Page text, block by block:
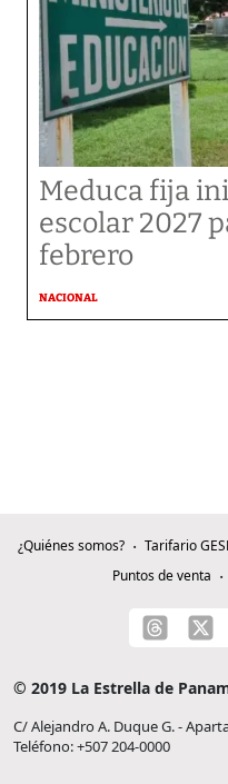
Meduca fija
escolar 2027
febrero
NACIONAL
¿Quiénes somos? Tarifario
Puntos de venta
© 2019 La Estrella de
C/ Alejandro A. Duque G. -
Teléfono: +507 204-0000